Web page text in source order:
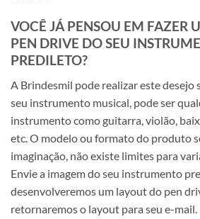
VOCÊ JÁ PENSOU EM FAZER
PEN DRIVE DO SEU
PREDILETO?
A Brindesmil pode realizar este desejo
seu instrumento musical, pode ser
instrumento como guitarra, violão,
etc. O modelo ou formato do produto
imaginação, não existe limites para
Envie a imagem do seu instrumento
desenvolveremos um layout do pen
retornaremos o layout para seu e-